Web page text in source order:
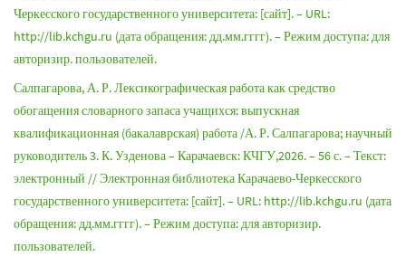
Черкесского государственного университета: [сайт]. – URL:
http://lib.kchgu.ru (дата обращения: дд.мм.гггг). – Режим доступа: для
авторизир. пользователей.
Салпагарова, А. Р. Лексикографическая работа как средство
обогащения словарного запаса учащихся: выпускная
квалификационная (бакалаврская) работа /А. Р. Салпагарова; научный
руководитель 3. К. Узденова – Карачаевск: КЧГУ,2026. – 56 с. – Текст:
электронный // Электронная библиотека Карачаево-Черкесского
государственного университета: [сайт]. – URL: http://lib.kchgu.ru (дата
обращения: дд.мм.гггг). – Режим доступа: для авторизир.
пользователей.